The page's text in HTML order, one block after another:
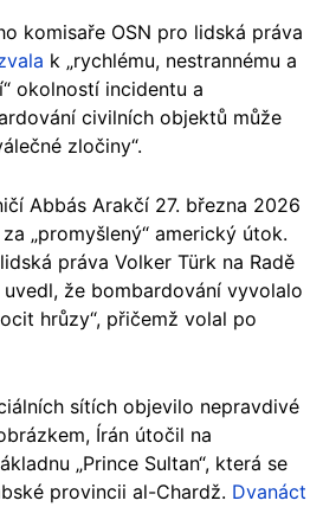
komisaře OSN pro lidská práva
k „rychlému, nestrannému a
okolností incidentu a
civilních objektů může
zločiny“.
Abbás Arakčí 27. března 2026
„promyšlený“ americký útok.
práva Volker Türk na Radě
že bombardování vyvolalo
hrůzy“, přičemž volal po
sítích objevilo nepravdivé
Írán útočil na
„Prince Sultan“, která se
provincii al-Chardž. Dvanáct